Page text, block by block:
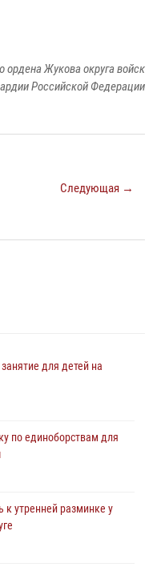
ордена Жукова округа войск
Российской Федерации
Следующая →
для детей на
по единоборствам для
к утренней разминке у